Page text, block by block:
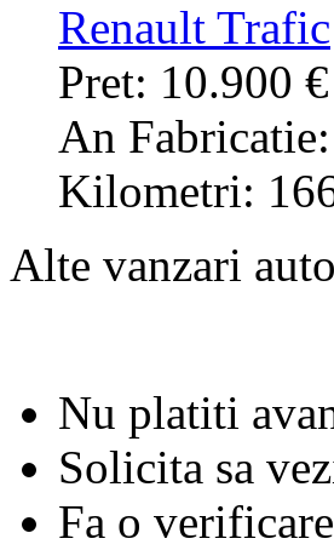
Renault Trafic
Pret: 10.900 €
An
Kilometri:
Alte vanzari
Nu platiti
Solicita sa
Fa o